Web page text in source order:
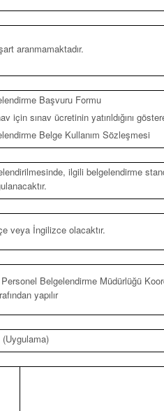
aranmamaktadır.
Başvuru Formu
için sınav ücretinin yatırıldığını
Belge Kullanım Sözleşmesi
ilgili belgelendirme
veya İngilizce olacaktır.
Belgelendirme Müdürlüğü
yapılır